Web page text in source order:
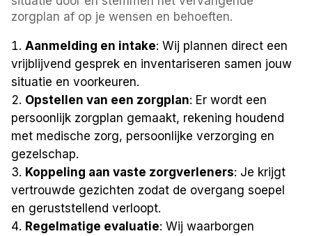
zorgplan af op je wensen en behoeften.
Aanmelding en intake: Wij plannen direct een
vrijblijvend gesprek en inventariseren samen jouw
situatie en voorkeuren.
Opstellen van een zorgplan: Er wordt een
persoonlijk zorgplan gemaakt, rekening houdend
met medische zorg, persoonlijke verzorging en
gezelschap.
Koppeling aan vaste zorgverleners: Je krijgt
vertrouwde gezichten zodat de overgang soepel
en geruststellend verloopt.
Regelmatige evaluatie: Wij waarborgen